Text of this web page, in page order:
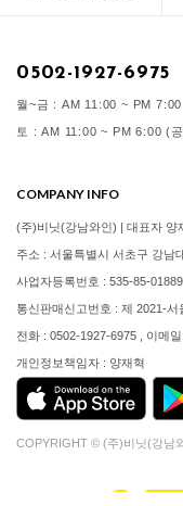
0502-1927-6975
월~금 : AM 11:00 ~ PM 7:00
토 : AM 11:00 ~ PM 6:00 (
COMPANY INFO
(주)비닛(강남와인) | 대표자 양
주소 : 서울특별시 서초구 강남
사업자등록번호 : 535-85-01889
통신판매신고번호 : 제 2021-서
전화 : 0502-1927-6975 , 이메
개인정보책임자 : 양재혁
COPYRIGHT © (주)비닛(강남